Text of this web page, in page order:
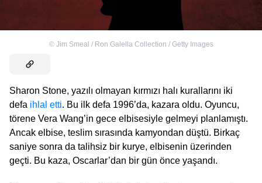
© Jim Smeal / Ron Galella Collection / Getty Images
Sharon Stone, yazılı olmayan kırmızı halı kurallarını iki
defa ihlal etti. Bu ilk defa 1996’da, kazara oldu. Oyuncu,
törene Vera Wang’in gece elbisesiyle gelmeyi planlamıştı.
Ancak elbise, teslim sırasında kamyondan düştü. Birkaç
saniye sonra da talihsiz bir kurye, elbisenin üzerinden
geçti. Bu kaza, Oscarlar’dan bir gün önce yaşandı.